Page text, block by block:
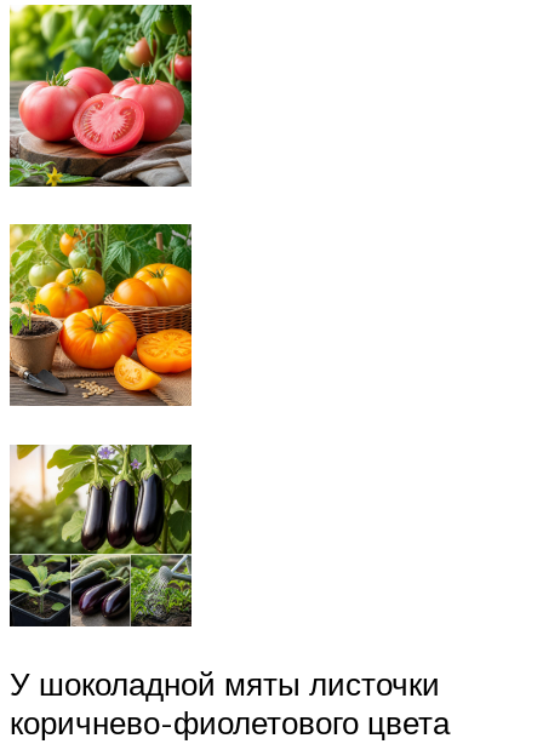
У шоколадной мяты листочки
коричнево-фиолетового цвета